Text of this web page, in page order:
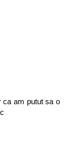
ca am putut sa o